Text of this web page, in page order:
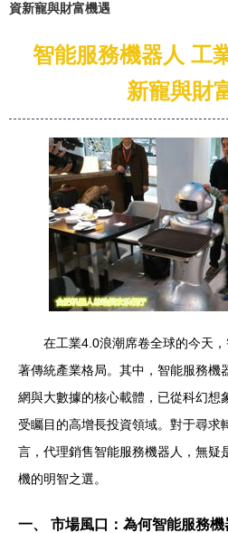
資新寵與財富機遇
智能服務機器人 工
新寵與財
在工業4.0浪潮席卷全球的今天
著傳統產業格局。其中，智能服務機
網與大數據的核心載體，已從科幻想
受矚目的高增長投資領域。對于尋求
言，代理銷售智能服務機器人，無疑
機的明智之選。
一、 市場風口：為何智能服務